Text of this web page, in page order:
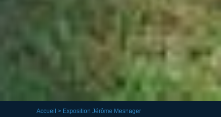
Accueil > Exposition Jérôme Mesnager